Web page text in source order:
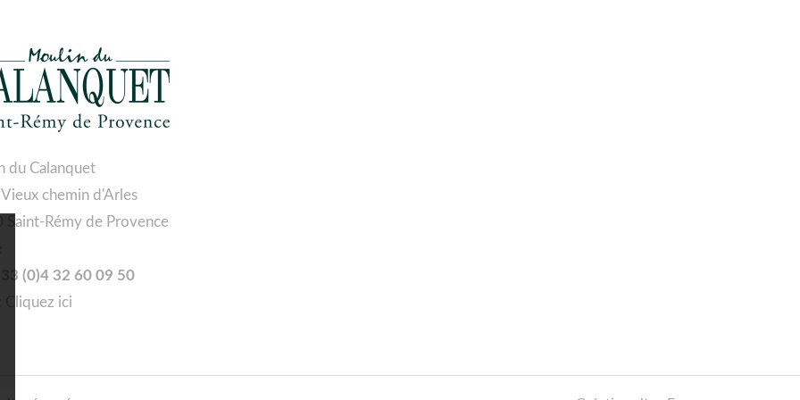
du Calanquet
chemin d'Arles
Saint-Rémy de Provence
(0)4 32 60 09 50
Cliquez ici